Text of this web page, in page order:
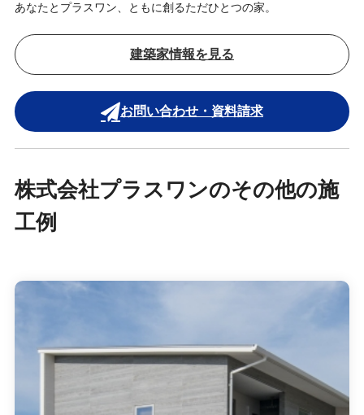
あなたとプラスワン、ともに創るただひとつの家。
建築家情報を見る
お問い合わせ・資料請求
株式会社プラスワンのその他の施
工例